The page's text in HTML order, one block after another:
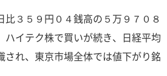
３５９円０４銭高の５万９７０８
イテク株で買いが続き、日経平均
れ、東京市場全体では値下がり銘